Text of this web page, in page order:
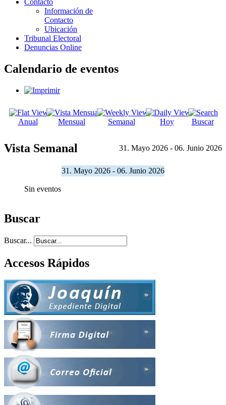
Contacto
Información de
Contacto
Ubicación
Tribunal Electoral
Denuncias Online
Calendario de eventos
Anual Mensual Semanal Hoy Buscar
Vista Semanal 31. Mayo 2026 - 06. Junio 2026
31. Mayo 2026 - 06. Junio 2026
Sin eventos
Buscar
Buscar...
Accesos Rápidos